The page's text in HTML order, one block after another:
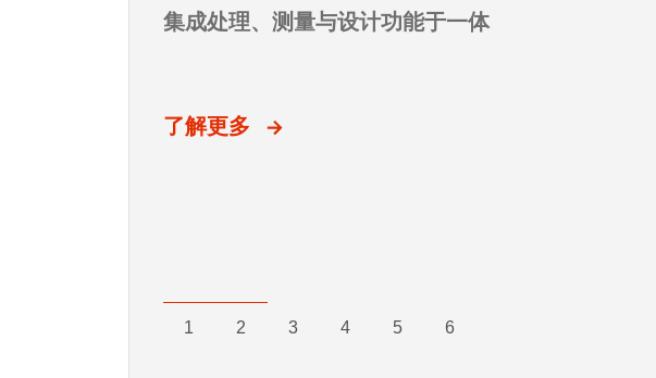
适用于多种环境
集成处理、测量与设计功能于一体
了解更多
自动化工作流程、进阶版AI摄影测量技术
了解更多
1 2 3 4 5 6